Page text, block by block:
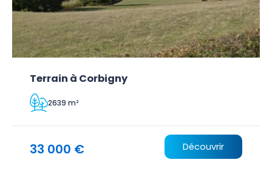
Terrain à Corbigny
2639 m²
33 000 € Découvrir